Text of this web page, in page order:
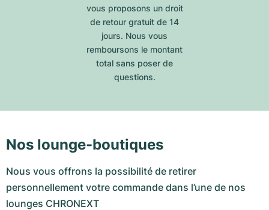
vous proposons un droit
de retour gratuit de 14
jours. Nous vous
remboursons le montant
total sans poser de
questions.
Nos lounge-boutiques
Nous vous offrons la possibilité de retirer
personnellement votre commande dans l’une de nos
lounges CHRONEXT